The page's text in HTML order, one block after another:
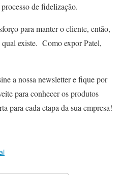
de fidelização.
para manter o cliente, então,
existe. Como expor Patel,
a nossa newsletter e fique por
para conhecer os produtos
para cada etapa da sua empresa!